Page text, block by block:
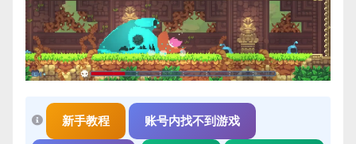
新手教程 账号内找不到游戏